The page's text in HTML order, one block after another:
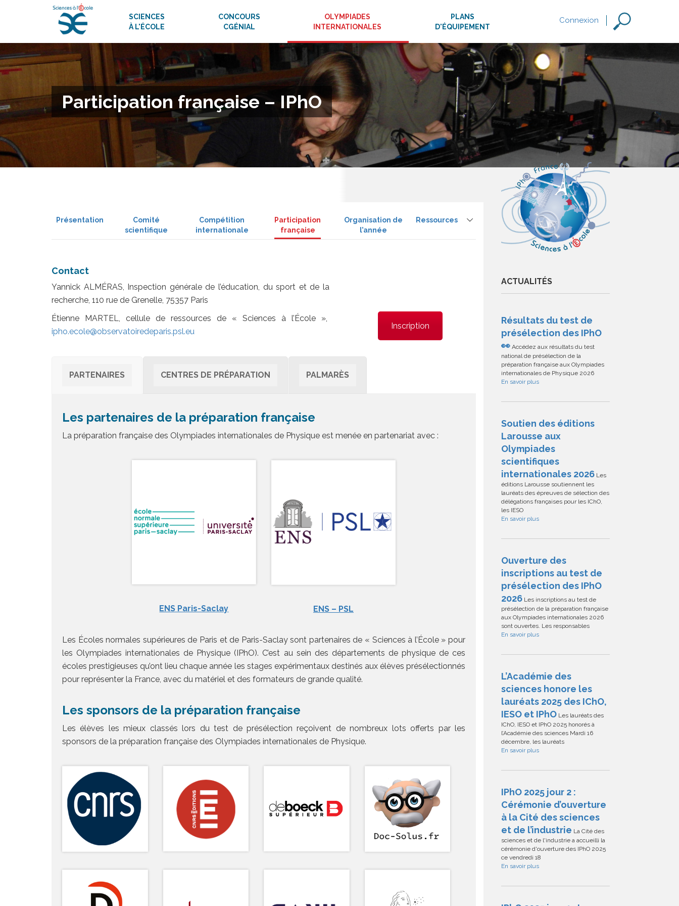
SCIENCES
À L'ÉCOLE
CONCOURS
CGÉNIAL
OLYMPIADES
INTERNATIONALES
PLANS
D'ÉQUIPEMENT
Connexion
Participation française – IPhO
Présentation
Comité
scientifique
Compétition
internationale
Participation
française
Organisation de
l’année
Ressources
Contact
Yannick ALMÉRAS, Inspection générale de l’éducation, du sport et de la
recherche, 110 rue de Grenelle, 75357 Paris
Étienne MARTEL, cellule de ressources de « Sciences à l’École »,
ipho.ecole@observatoiredeparis.psl.eu
Inscription
PARTENAIRES CENTRES DE PRÉPARATION PALMARÈS
Les partenaires de la préparation française
La préparation française des Olympiades internationales de Physique est menée en partenariat avec :
ENS Paris-Saclay ENS – PSL
Les Écoles normales supérieures de Paris et de Paris-Saclay sont partenaires de « Sciences à l’École » pour
les Olympiades internationales de Physique (IPhO). C’est au sein des départements de physique de ces
écoles prestigieuses qu’ont lieu chaque année les stages expérimentaux destinés aux élèves présélectionnés
pour représenter la France, avec du matériel et des formateurs de grande qualité.
Les sponsors de la préparation française
Les élèves les mieux classés lors du test de présélection reçoivent de nombreux lots offerts par les
sponsors de la préparation française des Olympiades internationales de Physique.
ACTUALITÉS
Résultats du test de
présélection des IPhO
👀 Accédez aux résultats du test
national de présélection de la
préparation française aux Olympiades
internationales de Physique 2026
En savoir plus
Soutien des éditions
Larousse aux
Olympiades
scientifiques
internationales 2026 Les
éditions Larousse soutiennent les
lauréats des épreuves de sélection des
délégations françaises pour les IChO,
les IESO
En savoir plus
Ouverture des
inscriptions au test de
présélection des IPhO
2026 Les inscriptions au test de
présélection de la préparation française
aux Olympiades internationales 2026
sont ouvertes. Les responsables
En savoir plus
L’Académie des
sciences honore les
lauréats 2025 des IChO,
IESO et IPhO Les lauréats des
IChO, IESO et IPhO 2025 honorés à
l’Académie des sciences Mardi 16
décembre, les lauréats
En savoir plus
IPhO 2025 jour 2 :
Cérémonie d’ouverture
à la Cité des sciences
et de l’industrie La Cité des
sciences et de l'industrie a accueilli la
cérémonie d'ouverture des IPhO 2025
ce vendredi 18
En savoir plus